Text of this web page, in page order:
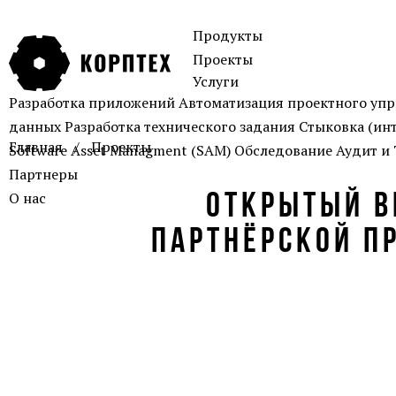
Продукты
Проекты
Услуги
Разработка приложенийАвтоматизация проектного
данныхРазработка технического задания Стыковка
Software Asset Managment (SAM) ОбследованиеАудит и
Партнеры
О нас
Главная Проекты
ОТКРЫТЫЙ
ПАРТНЁРСКОЙ